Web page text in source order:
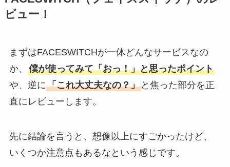
ビュー！
まずはFACESWITCHが一体どんなサービスなの
か、 僕が使ってみて「おっ！」と思ったポイント
や、逆に「これ大丈夫なの？」と焦った部分を正
直にレビューします。
先に結論を言うと、想像以上にすごかったけど、
いくつか注意点もあるなという感じです。